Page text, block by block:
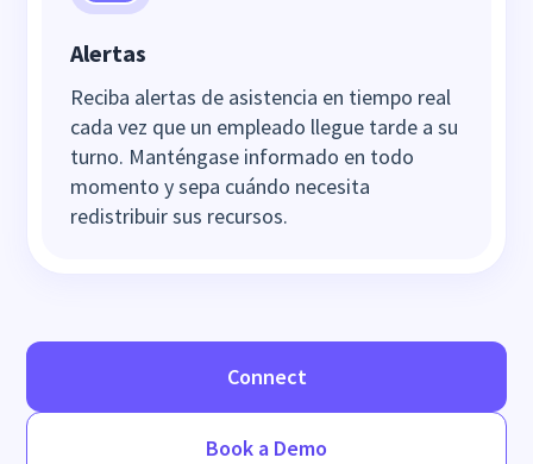
Alertas
Reciba alertas de asistencia en tiempo real
cada vez que un empleado llegue tarde a su
turno. Manténgase informado en todo
momento y sepa cuándo necesita
redistribuir sus recursos.
Connect
Book a Demo